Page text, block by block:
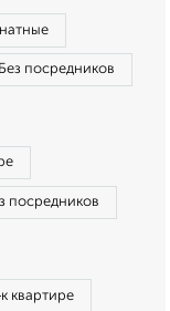
Без посредников
посредников
квартире